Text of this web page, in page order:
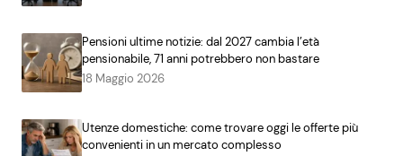
Pensioni ultime notizie: dal 2027 cambia l’età
pensionabile, 71 anni potrebbero non bastare
18 Maggio 2026
Utenze domestiche: come trovare oggi le offerte più
convenienti in un mercato complesso